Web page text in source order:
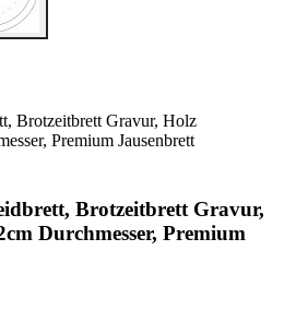
Brotzeitbrett Gravur, Holz
Premium Jausenbrett
Brotzeitbrett Gravur,
Durchmesser, Premium